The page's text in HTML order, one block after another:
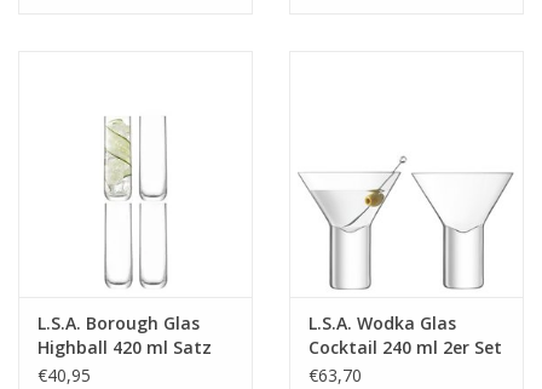
L.S.A. Borough Glas
Highball 420 ml Satz
von 4 Stücken
€40,95
L.S.A. Wodka Glas
Cocktail 240 ml 2er Set
€63,70